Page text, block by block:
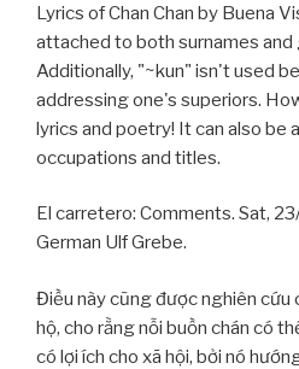
Lyrics of Chan Chan by Buena
attached to both surnames and
Additionally, "~kun" isn't used
addressing one's superiors.
lyrics and poetry! It can also be
occupations and titles.
El carretero: Comments. Sat,
German Ulf Grebe.
Điều này cũng được nghiên cứu
hộ, cho rằng nỗi buồn chán có
có lợi ích cho xã hội, bởi nó